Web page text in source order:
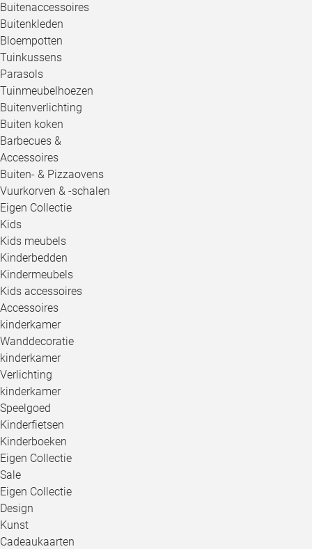
Buitenaccessoires
Buitenkleden
Bloempotten
Tuinkussens
Parasols
Tuinmeubelhoezen
Buitenverlichting
Buiten koken
Barbecues &
Accessoires
Buiten- & Pizzaovens
Vuurkorven & -schalen
Eigen Collectie
Kids
Kids meubels
Kinderbedden
Kindermeubels
Kids accessoires
Accessoires
kinderkamer
Wanddecoratie
kinderkamer
Verlichting
kinderkamer
Speelgoed
Kinderfietsen
Kinderboeken
Eigen Collectie
Sale
Eigen Collectie
Design
Kunst
Cadeaukaarten